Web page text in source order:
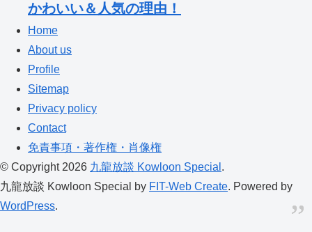
かわいい＆人気の理由！
Home
About us
Profile
Sitemap
Privacy policy
Contact
免責事項・著作権・肖像権
© Copyright 2026 九龍放談 Kowloon Special .
九龍放談 Kowloon Special by FIT-Web Create. Powered by
WordPress.